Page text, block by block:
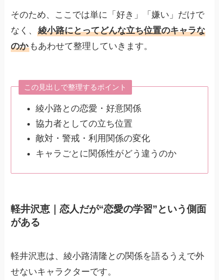
そのため、ここでは単に「好き」「嫌い」だけで
なく、綾小路にとってどんな立ち位置のキャラな
のか もあわせて整理していきます。
この見出しで整理するポイント
綾小路との恋愛・好意関係
協力者としての立ち位置
敵対・警戒・利用関係の変化
キャラごとに関係性がどう違うのか
軽井沢恵｜恋人だが“恋愛の学習”という側面
がある
軽井沢恵は、綾小路清隆との関係を語るうえで外
せないキャラクターです。